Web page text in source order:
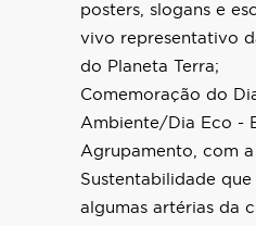
posters, slogans e
vivo representativo
do Planeta Terra;
Comemoração do
Ambiente/Dia Eco -
Agrupamento, com
Sustentabilidade
algumas artérias da